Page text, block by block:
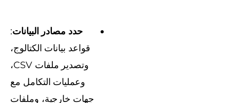
حدد مصادر البيانات:
قواعد بيانات الكتالوج،
وتصدير ملفات CSV،
وعمليات التكامل مع
جهات خارجية، وملفات